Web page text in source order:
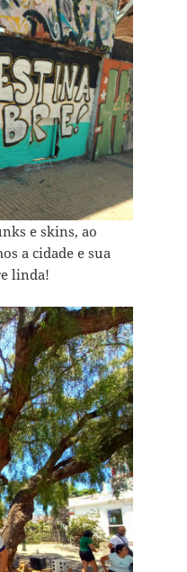
e skins, ao
a cidade e sua
linda!